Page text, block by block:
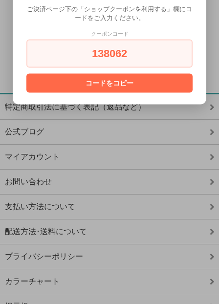
ショップ ログイン
ショップ 新規会員登録
特定商取引法に基づく表記（返品など）
公式ブログ
マイアカウント
お問い合わせ
支払い方法について
配送方法･送料について
プライバシーポリシー
カラーチャート
ご決済ページ下の「ショップクーポンを利用する」欄にコ
ードをご入力ください。
クーポンコード
138062
コードをコピー